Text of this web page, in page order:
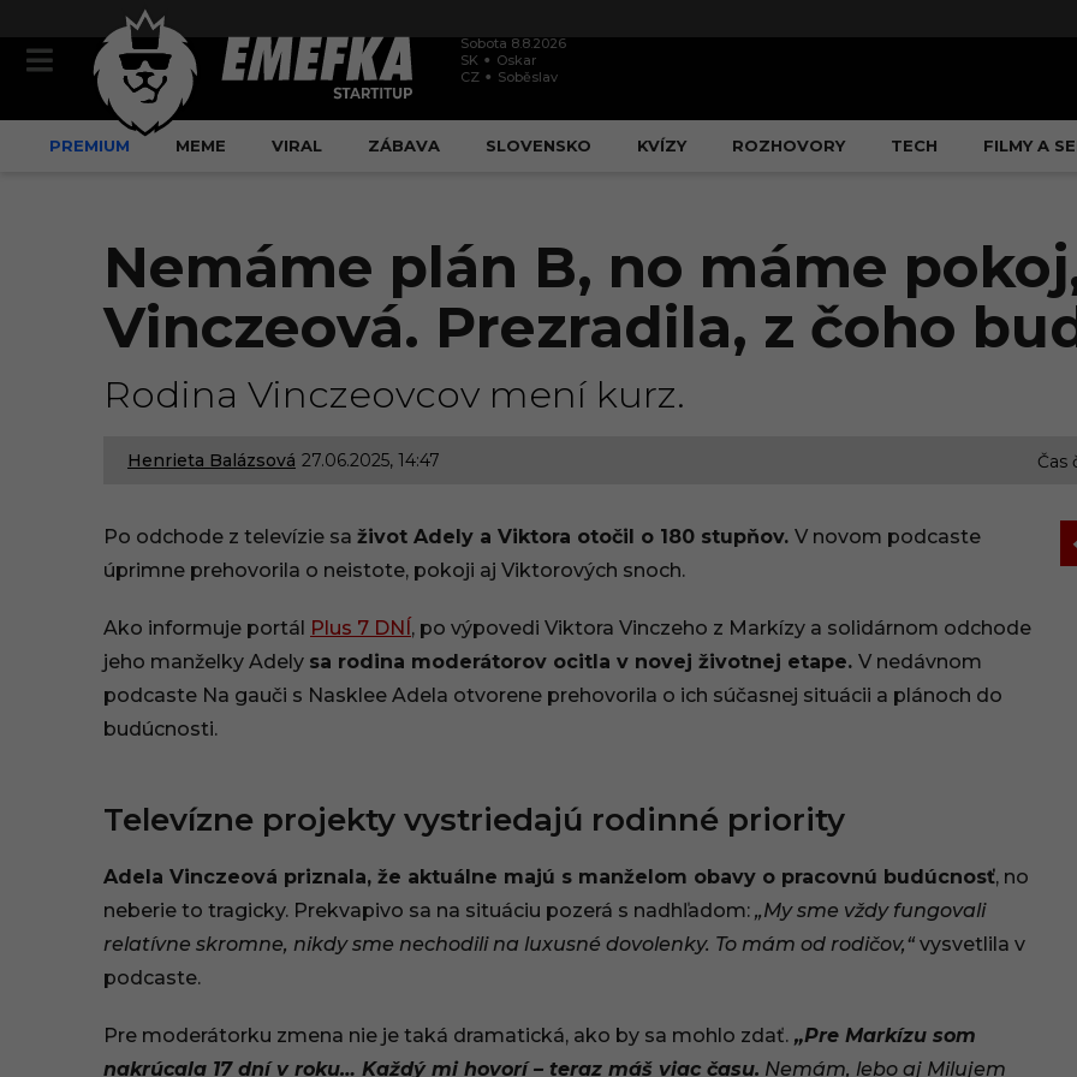
Sobota 8.8.2026
SK
Oskar
CZ
Soběslav
PREMIUM MEME VIRAL ZÁBAVA SLOVENSKO KVÍZY ROZHOVORY TECH FILMY A
Nemáme plán B, no máme
Vinczeová. Prezradila, z čoho
Rodina Vinczeovcov mení kurz.
Henrieta Balázsová 27.06.2025, 14:47
2
6
,
4
Čas
Po odchode z televízie sa život Adely a Viktora otočil o 180 stupňov. V novom podcaste
úprimne prehovorila o neistote, pokoji aj Viktorových snoch.
Ako informuje portál Plus 7 DNÍ, po výpovedi Viktora Vinczeho z Markízy a solidárnom odchode
jeho manželky Adely sa rodina moderátorov ocitla v novej životnej etape. V nedávnom
podcaste Na gauči s Nasklee Adela otvorene prehovorila o ich súčasnej situácii a plánoch do
budúcnosti.
Televízne projekty vystriedajú rodinné priority
Adela Vinczeová priznala, že aktuálne majú s manželom obavy o pracovnú budúcnosť, no
neberie to tragicky. Prekvapivo sa na situáciu pozerá s nadhľadom: „My sme vždy fungovali
relatívne skromne, nikdy sme nechodili na luxusné dovolenky. To mám od rodičov,“ vysvetlila v
podcaste.
Pre moderátorku zmena nie je taká dramatická, ako by sa mohlo zdať. „Pre Markízu som
nakrúcala 17 dní v roku… Každý mi hovorí – teraz máš viac času. Nemám, lebo aj Milujem